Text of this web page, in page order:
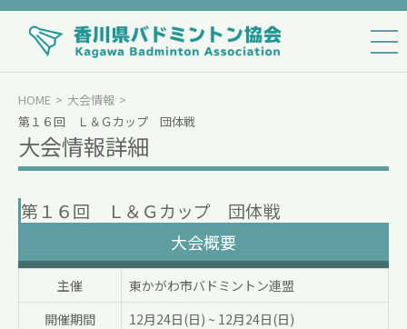
HOME
大会情報
第１６回 Ｌ＆Ｇカップ 団体戦
大会情報詳細
第１６回 Ｌ＆Ｇカップ 団体戦
大会概要
主催
東かがわ市バドミントン連盟
開催期間
12月24日(日) ~ 12月24日(日)